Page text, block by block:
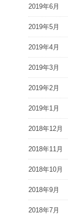
2019年6月
2019年5月
2019年4月
2019年3月
2019年2月
2019年1月
2018年12月
2018年11月
2018年10月
2018年9月
2018年7月